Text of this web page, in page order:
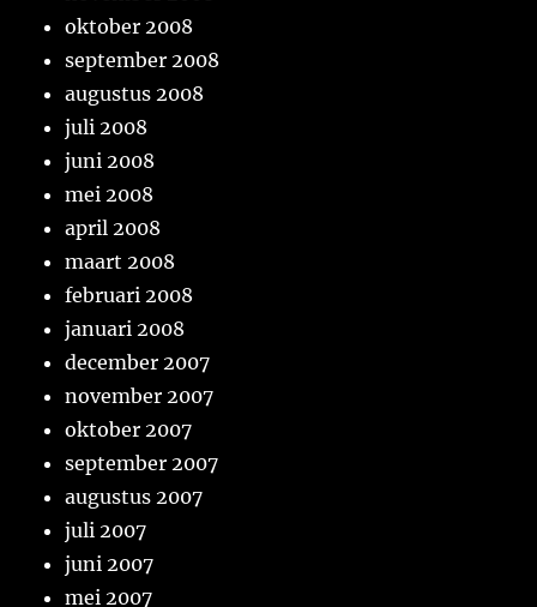
oktober 2008
september 2008
augustus 2008
juli 2008
juni 2008
mei 2008
april 2008
maart 2008
februari 2008
januari 2008
december 2007
november 2007
oktober 2007
september 2007
augustus 2007
juli 2007
juni 2007
mei 2007